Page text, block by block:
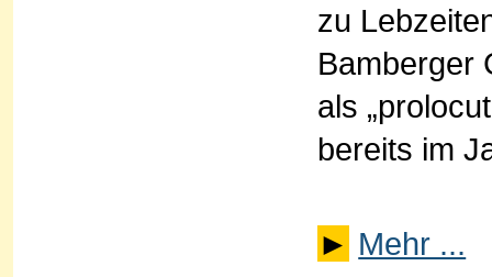
zu
Bamberger
als
bereits im
► Mehr ...